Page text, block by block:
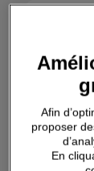
Afin
proposer
En